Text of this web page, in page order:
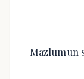
Mazlumun